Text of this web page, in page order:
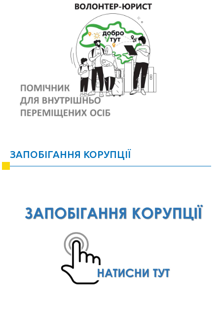
ЗАПОБІГАННЯ КОРУПЦІЇ